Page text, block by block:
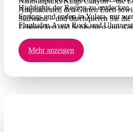
Amphitheater, den Garten Eden
Südwand – und durchqueren Sie die
Felsbrocken und Schluchten von
Highlights der Region zu
Springs und enden in Yulara, nur
Flughafen Ayers Rock und Uluru
Mehr anzeigen